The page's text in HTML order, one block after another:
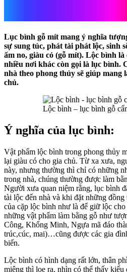
Lục bình gỗ mít mang ý nghĩa
sự sung túc, phát tài phát lộc, sinh
ấm no, giàu có (gỗ mít). Lộc bình
nhiều nơi khác còn gọi là lục bình.
nhà theo phong thủy sẽ giúp mang
chủ.
Lộc bình – lục bình gỗ
Ý nghĩa của lục bình:
Vật phẩm lộc bình trong phong thủy
lại giàu có cho gia chủ. Từ xa xưa,
này, nhưng thường thì chỉ có những
trong nhà, chúng thường được làm
Người xưa quan niệm rằng, lục bình
tài lộc đến nhà và khi đặt những
của cặp lộc bình như là để giữ lộc
những vật phẩm làm bằng gỗ như
Công, Khổng Minh, Ngựa mã đáo
trúc,cúc, mai)…cũng được các gia
biến.
Lộc bình có hình dạng rất lớn, thân
miệng thì loe ra, nhìn có thể thấy